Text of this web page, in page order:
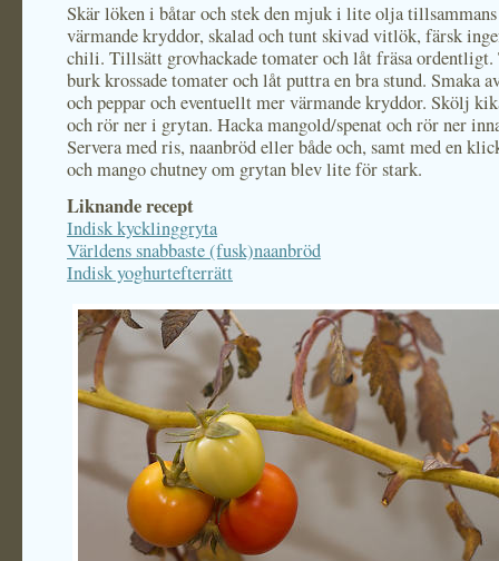
Skär löken i båtar och stek den mjuk i lite olja
värmande kryddor, skalad och tunt skivad vitlök, färsk
chili. Tillsätt grovhackade tomater och låt fräsa
burk krossade tomater och låt puttra en bra stund. Smaka
och peppar och eventuellt mer värmande kryddor. Skölj
och rör ner i grytan. Hacka mangold/spenat och rör ner
Servera med ris, naanbröd eller både och, samt med en
och mango chutney om grytan blev lite för stark.
Liknande recept
Indisk kycklinggryta
Världens snabbaste (fusk)naanbröd
Indisk yoghurtefterrätt